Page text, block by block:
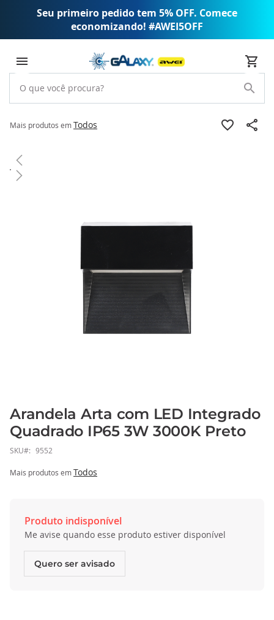
Seu primeiro pedido tem 5% OFF. Comece
economizando! #AWEI5OFF
Mais produtos emTodos
Pular
para
Saltar
para
o
início
Galeria
Arandela Arta com LED Integrado
Quadrado IP65 3W 3000K Preto
SKU 9552
Mais produtos emTodos
Produto indisponível
Me avise quando esse produto estiver disponível
Quero ser avisado